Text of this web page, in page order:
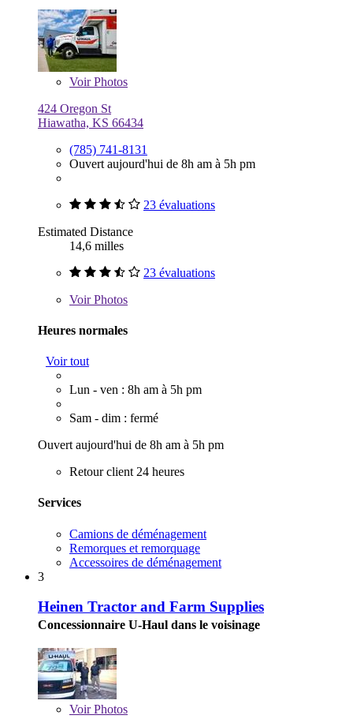
VoirPhotos
424 Oregon St
Hiawatha, KS 66434
(785) 741-8131
Ouvert aujourd'hui de 8h am à 5h pm
23 évaluations
Estimated Distance
14,6 milles
23 évaluations
VoirPhotos
Heures normales
Voir tout
Lun - ven : 8h am à 5h pm
Sam - dim : fermé
Ouvert aujourd'hui de 8h am à 5h pm
Retour client 24 heures
Services
Camions de déménagement
Remorques et remorquage
Accessoires de déménagement
3
Heinen Tractor and Farm Supplies
Concessionnaire U-Haul dans le voisinage
VoirPhotos